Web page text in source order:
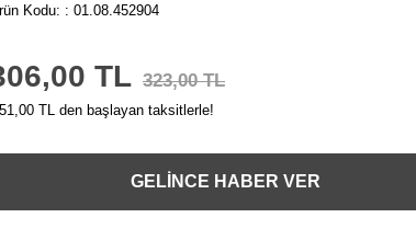
Kodu: : 01.08.452904
TL 323,00 TL
TL den başlayan taksitlerle!
GELİNCE HABER VER